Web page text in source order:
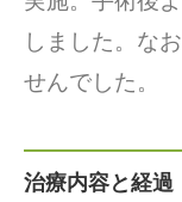
しました。な
せんでした。
治療内容と経過